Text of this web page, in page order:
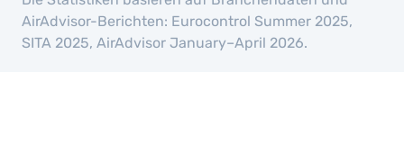
AirAdvisor-Berichten: Eurocontrol Summer 2025,
SITA 2025, AirAdvisor January–April 2026.